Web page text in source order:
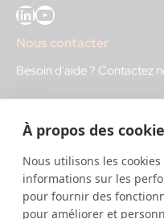
LinkedIn YouTube
Nous contacter
Besoin d'aide ? Contactez
Auenstraße 100, 80469
Heures d'ouverture
Centre d'identification
À propos des
Nous utilisons les
informations sur les
pour fournir des
pour améliorer et